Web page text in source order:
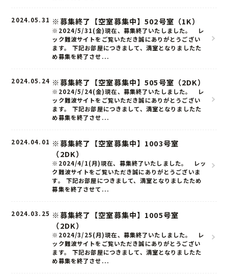
2024.05.31 ※募集終了【空室募集中】502号室（1K）
※2024/5/31(金)現在、募集終了いたしました。 レ
ック難波サイトをご覧いただき誠にありがとうござい
ます。 下記お部屋につきまして、満室となりましたた
め募集を終了させ...
2024.05.24 ※募集終了【空室募集中】505号室（2DK）
※2024/5/24(金)現在、募集終了いたしました。 レ
ック難波サイトをご覧いただき誠にありがとうござい
ます。 下記お部屋につきまして、満室となりましたた
め募集を終了させ...
2024.04.01 ※募集終了【空室募集中】1003号室
（2DK）
※2024/4/1(月)現在、募集終了いたしました。 レッ
ク難波サイトをご覧いただき誠にありがとうございま
す。 下記お部屋につきまして、満室となりましたため
募集を終了させて...
2024.03.25 ※募集終了【空室募集中】1005号室
（2DK）
※2024/3/25(月)現在、募集終了いたしました。 レ
ック難波サイトをご覧いただき誠にありがとうござい
ます。 下記お部屋につきまして、満室となりましたた
め募集を終了させ...